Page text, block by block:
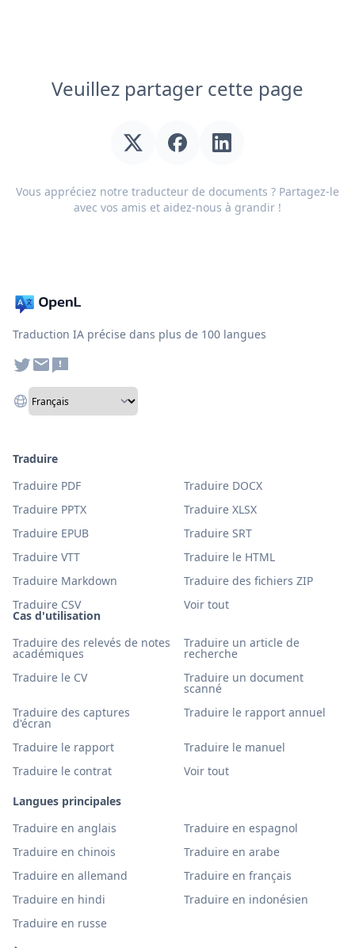
Veuillez partager cette page
Vous appréciez notre traducteur de documents ? Partagez-le
avec vos amis et aidez-nous à grandir !
Traduction IA précise dans plus de 100 langues
Cas d'utilisation
Traduire des relevés de notes
académiques
Traduire un article de
recherche
Traduire le CV
Traduire un document
scanné
Traduire des captures
d'écran
Traduire le rapport annuel
Traduire le rapport
Traduire le manuel
Traduire le contrat
Voir tout
Langues principales
Traduire en anglais
Traduire en espagnol
Traduire en chinois
Traduire en arabe
Traduire en allemand
Traduire en français
Traduire en hindi
Traduire en indonésien
Traduire en russe
Traduire
Traduire PDF
Traduire DOCX
Traduire PPTX
Traduire XLSX
Traduire EPUB
Traduire SRT
Traduire VTT
Traduire le HTML
Traduire Markdown
Traduire des fichiers ZIP
Traduire CSV
Voir tout